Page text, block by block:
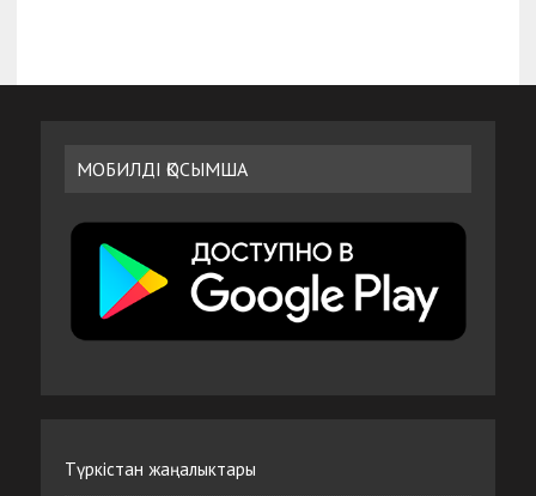
МОБИЛДІ ҚОСЫМША
Түркістан жаңалыктары